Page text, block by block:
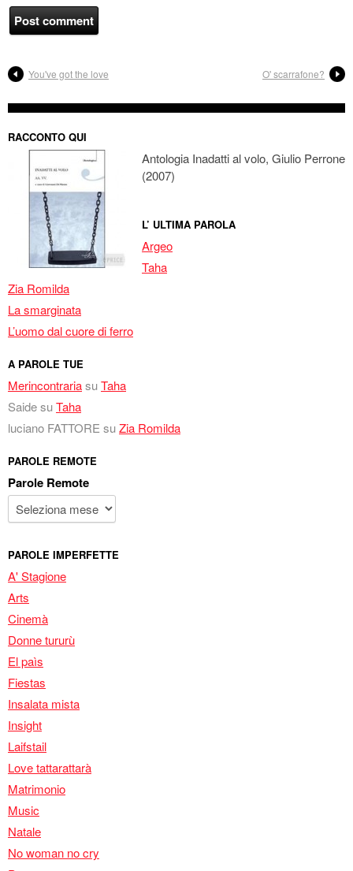
You've got the love O' scarrafone?
RACCONTO QUI
Antologia Inadatti al volo, Giulio Perrone
(2007)
L’ ULTIMA PAROLA
Argeo
Taha
Zia Romilda
La smarginata
L’uomo dal cuore di ferro
A PAROLE TUE
MerincontrariasuTaha
SaidesuTaha
luciano FATTORE suZia Romilda
PAROLE REMOTE
Parole Remote
PAROLE IMPERFETTE
A' Stagione
Arts
Cinemà
Donne tururù
El paìs
Fiestas
Insalata mista
Insight
Laifstail
Love tattarattarà
Matrimonio
Music
Natale
No woman no cry